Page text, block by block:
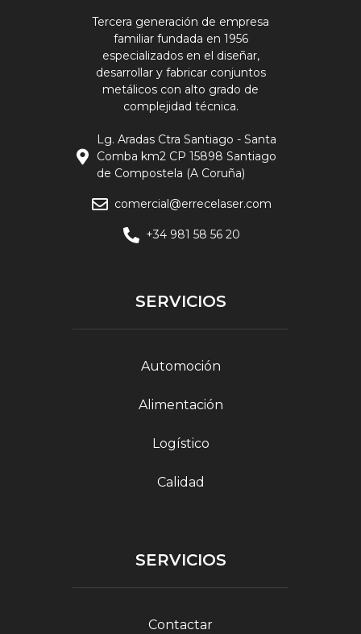
Tercera generación de empresa
familiar fundada en 1956
especializados en el diseñar,
desarrollar y fabricar conjuntos
metálicos con alto grado de
complejidad técnica.
Lg. Aradas Ctra Santiago - Santa
Comba km2 CP 15898 Santiago
de Compostela (A Coruña)
comercial@errecelaser.com
+34 981 58 56 20
SERVICIOS
Automoción
Alimentación
Logístico
Calidad
SERVICIOS
Contactar